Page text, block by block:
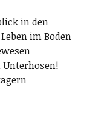
in den
im Boden